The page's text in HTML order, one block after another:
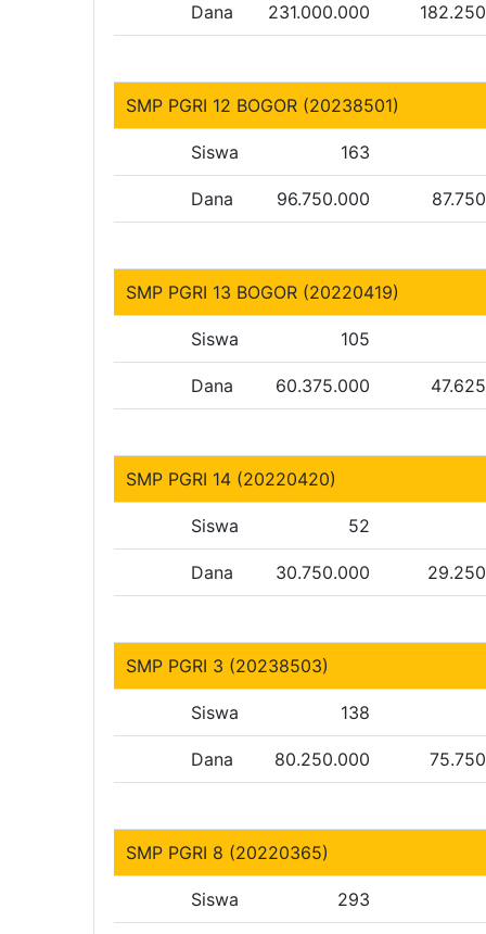
Dana 231.000.000
SMP PGRI 12 BOGOR (20238501)
Siswa 163
Dana 96.750.000
SMP PGRI 13 BOGOR (20220419)
Siswa 105
Dana 60.375.000
SMP PGRI 14 (20220420)
Siswa 52
Dana 30.750.000
SMP PGRI 3 (20238503)
Siswa 138
Dana 80.250.000
SMP PGRI 8 (20220365)
Siswa 293